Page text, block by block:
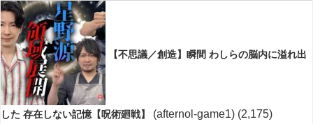
【不思議／創造】瞬間 わしらの脳内に溢れ出
した 存在しない記憶【呪術廻戦】 (afternol-game1) (2,175)